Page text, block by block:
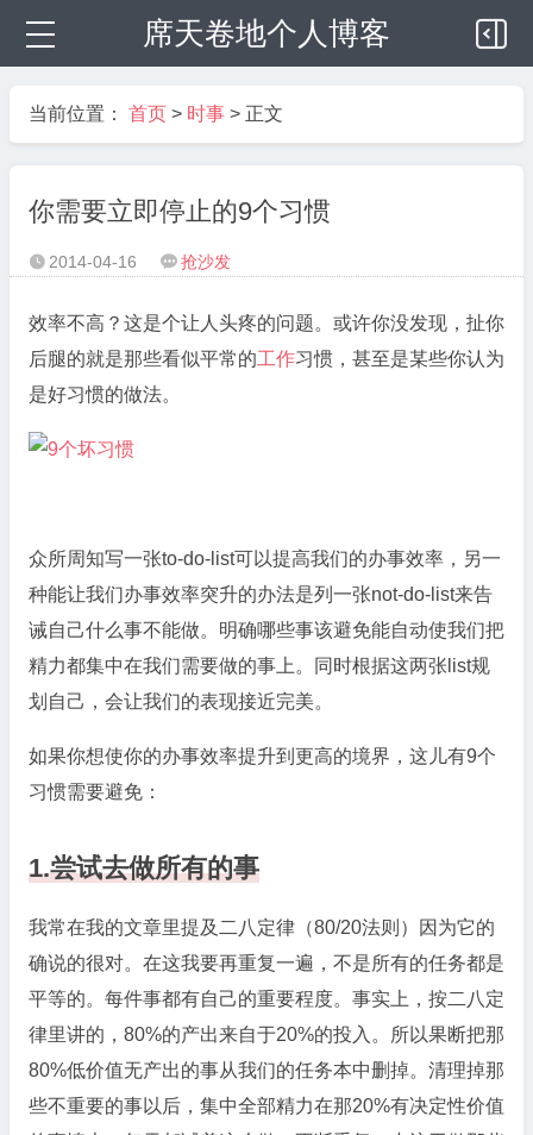
席天卷地个人博客
当前位置： 首页 > 时事 > 正文
你需要立即停止的9个习惯
 2014-04-16  抢沙发
效率不高？这是个让人头疼的问题。或许你没发现，扯你
后腿的就是那些看似平常的工作习惯，甚至是某些你认为
是好习惯的做法。
众所周知写一张to-do-list可以提高我们的办事效率，另一
种能让我们办事效率突升的办法是列一张not-do-list来告
诫自己什么事不能做。明确哪些事该避免能自动使我们把
精力都集中在我们需要做的事上。同时根据这两张list规
划自己，会让我们的表现接近完美。
如果你想使你的办事效率提升到更高的境界，这儿有9个
习惯需要避免：
1.尝试去做所有的事
我常在我的文章里提及二八定律（80/20法则）因为它的
确说的很对。在这我要再重复一遍，不是所有的任务都是
平等的。每件事都有自己的重要程度。事实上，按二八定
律里讲的，80%的产出来自于20%的投入。所以果断把那
80%低价值无产出的事从我们的任务本中删掉。清理掉那
些不重要的事以后，集中全部精力在那20%有决定性价值